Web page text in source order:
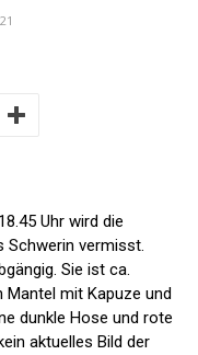
Uhr wird die
Schwerin vermisst.
Sie ist ca.
Mantel mit Kapuze und
dunkle Hose und rote
aktuelles Bild der